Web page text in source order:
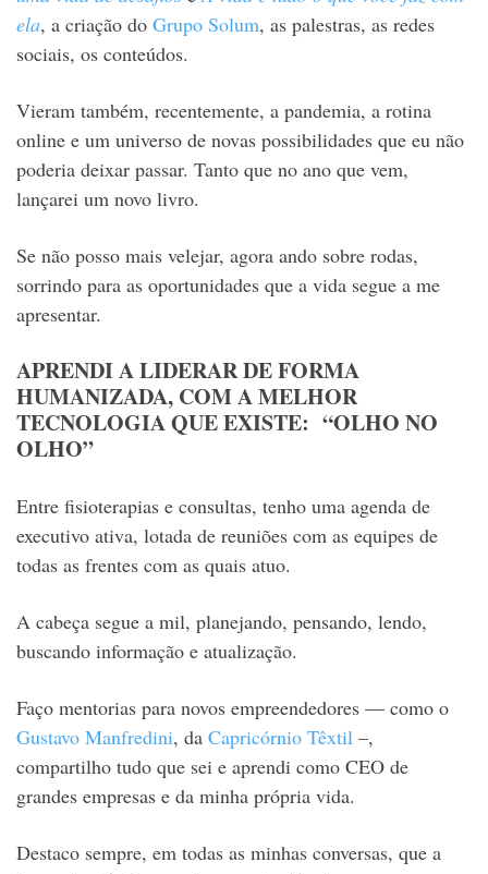
ela, a criação do Grupo Solum, as palestras, as redes
sociais, os conteúdos.
Vieram também, recentemente, a pandemia, a rotina
online e um universo de novas possibilidades que eu não
poderia deixar passar. Tanto que no ano que vem,
lançarei um novo livro.
Se não posso mais velejar, agora ando sobre rodas,
sorrindo para as oportunidades que a vida segue a me
apresentar.
APRENDI A LIDERAR DE FORMA
HUMANIZADA, COM A MELHOR
TECNOLOGIA QUE EXISTE: “OLHO NO
OLHO”
Entre fisioterapias e consultas, tenho uma agenda de
executivo ativa, lotada de reuniões com as equipes de
todas as frentes com as quais atuo.
A cabeça segue a mil, planejando, pensando, lendo,
buscando informação e atualização.
Faço mentorias para novos empreendedores — como o
Gustavo Manfredini, da Capricórnio Têxtil –,
compartilho tudo que sei e aprendi como CEO de
grandes empresas e da minha própria vida.
Destaco sempre, em todas as minhas conversas, que a